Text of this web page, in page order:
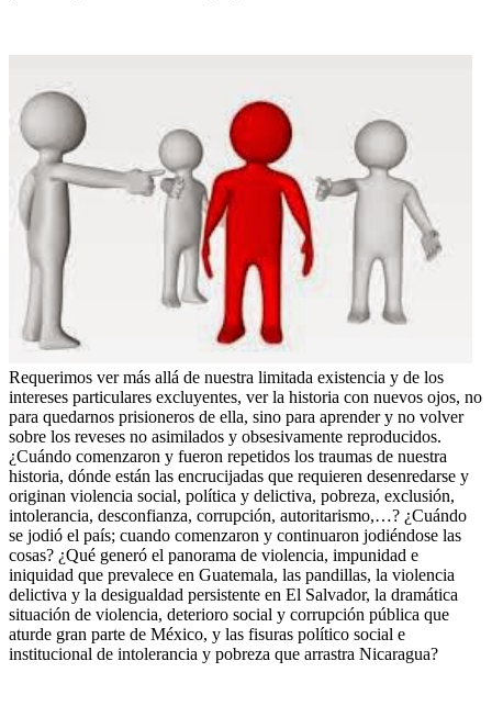
Requerimos ver más allá de nuestra limitada existencia y de los
intereses particulares excluyentes, ver la historia con nuevos ojos, no
para quedarnos prisioneros de ella, sino para aprender y no volver
sobre los reveses no asimilados y obsesivamente reproducidos.
¿Cuándo comenzaron y fueron repetidos los traumas de nuestra
historia, dónde están las encrucijadas que requieren desenredarse y
originan violencia social, política y delictiva, pobreza, exclusión,
intolerancia, desconfianza, corrupción, autoritarismo,…? ¿Cuándo
se jodió el país; cuando comenzaron y continuaron jodiéndose las
cosas? ¿Qué generó el panorama de violencia, impunidad e
iniquidad que prevalece en Guatemala, las pandillas, la violencia
delictiva y la desigualdad persistente en El Salvador, la dramática
situación de violencia, deterioro social y corrupción pública que
aturde gran parte de México, y las fisuras político social e
institucional de intolerancia y pobreza que arrastra Nicaragua?